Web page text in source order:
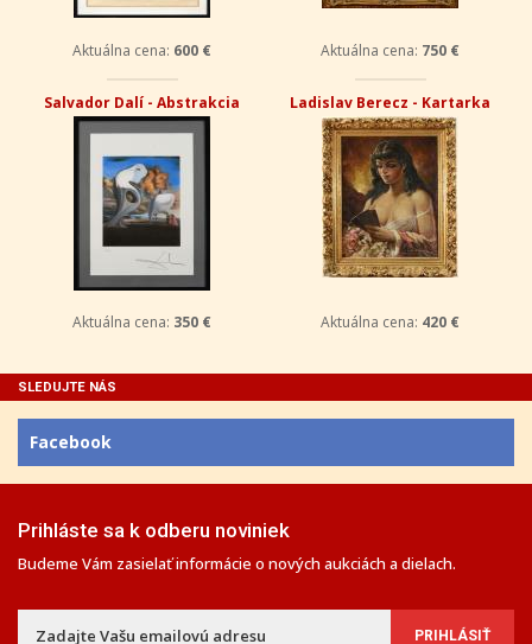
Aktuálna cena: 600 € Aktuálna cena: 750 €
Salvador Dalí - Abstrakcia
Aktuálna cena: 350 €
Ladislav Berecz - Kartarka
Aktuálna cena: 420 €
SLEDUJTE NÁS
Facebook
Prihláste sa k odberu noviniek
Budeme Vám zasielať informácie o nových aukciách a dielach.